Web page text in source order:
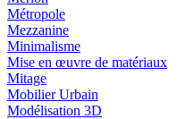
Métropole
Mezzanine
Minimalisme
Mise en œuvre de matériaux
Mitage
Mobilier Urbain
Modélisation 3D